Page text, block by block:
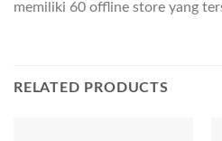
memiliki 60 offline store yang
RELATED PRODUCTS